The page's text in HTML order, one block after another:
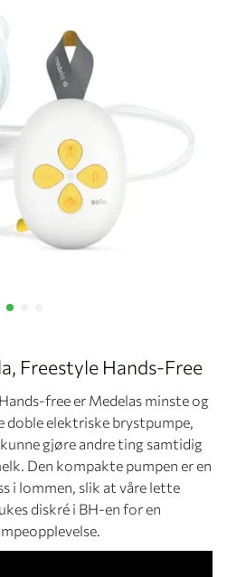
Freestyle Hands-Free
free er Medelas minste og
elektriske brystpumpe,
gjøre andre ting samtidig
Den kompakte pumpen er en
i lommen, slik at våre lette
diskré i BH-en for en